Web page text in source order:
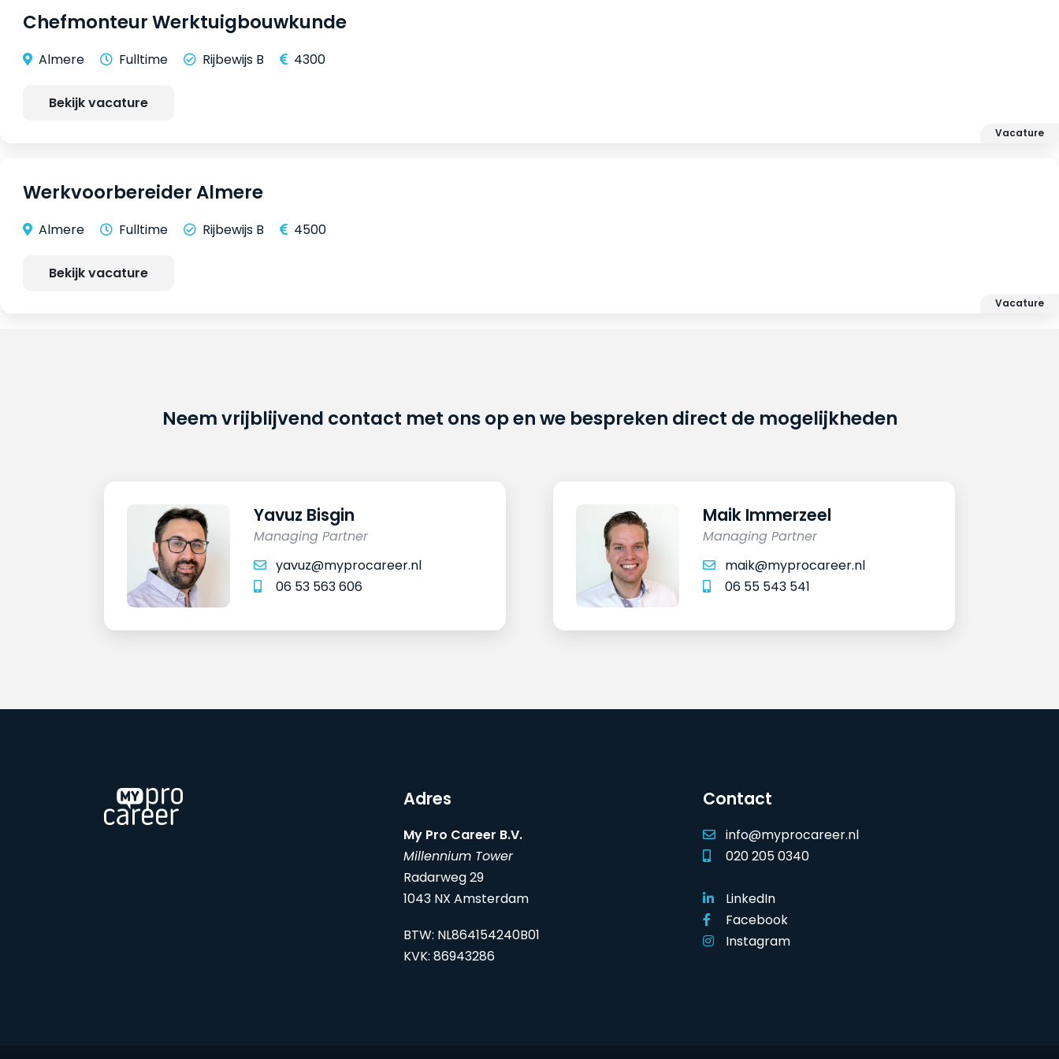
Chefmonteur Werktuigbouwkunde
Almere Fulltime Rijbewijs B 4300
Bekijk vacature
Vacature
Werkvoorbereider Almere
Almere Fulltime Rijbewijs B 4500
Bekijk vacature
Vacature
Neem vrijblijvend contact met ons op en we bespreken direct de mogelijkheden
Yavuz Bisgin
Managing Partner
yavuz@myprocareer.nl
06 53 563 606
Maik Immerzeel
Managing Partner
maik@myprocareer.nl
06 55 543 541
Adres
My Pro Career B.V.
Millennium Tower
Radarweg 29
1043 NX Amsterdam
BTW: NL864154240B01
KVK: 86943286
Contact
info@myprocareer.nl
020 205 0340
LinkedIn
Facebook
Instagram